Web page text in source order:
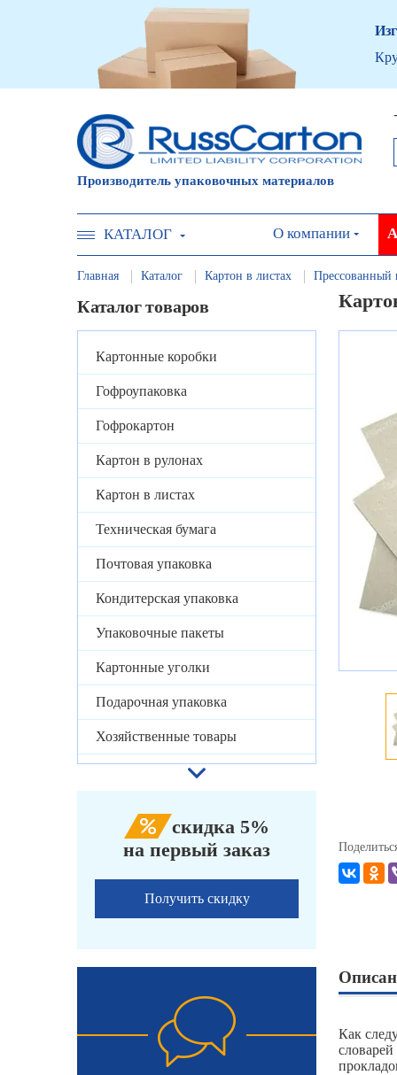
Производитель упаковочных материалов
КАТАЛОГ О компании
Главная Каталог Картон в листах Прессованный
Каталог товаров
Картонные коробки
Гофроупаковка
Гофрокартон
Картон в рулонах
Картон в листах
Техническая бумага
Почтовая упаковка
Кондитерская упаковка
Упаковочные пакеты
Картонные уголки
Подарочная упаковка
Хозяйственные товары
скидка 5%
на первый заказ
Получить скидку
Как